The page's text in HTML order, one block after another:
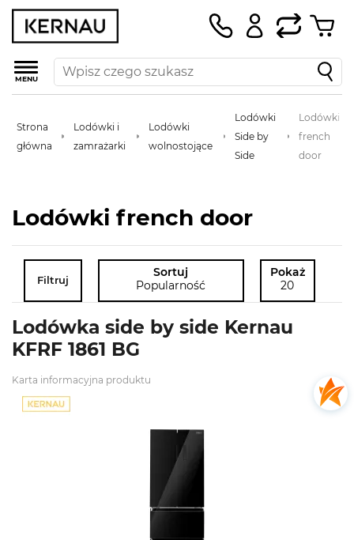
MENU
Strona
główna
Lodówki i
zamrażarki
Lodówki
wolnostojące
Lodówki
Side by
Side
Lodówki
french
door
Lodówki french door
Filtruj
Sortuj
Popularność
Pokaż
20
Lodówka side by side Kernau
KFRF 1861 BG
Karta informacyjna produktu